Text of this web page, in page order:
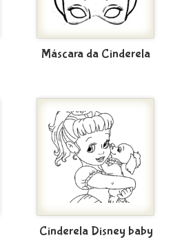
Máscara da Cinderela
Cinderela Disney baby